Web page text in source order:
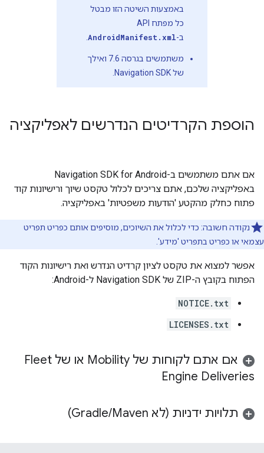
באמצעות השיטה הזו מבטל
כל מפתח API
ב-AndroidManifest.xml
משתמשים בגרסה 7.6 ואילך
של Navigation SDK.
הוספת הקרדיטים הנדרשים לאפליקציה
אם אתם משתמשים ב-Navigation SDK for Android
באפליקציה שלכם, אתם צריכים לכלול טקסט שיוך ורישיונות קוד
פתוח כחלק מהקטע 'הודעות משפטיות' באפליקציה.
נקודה חשובה: כדי לכלול את השיוכים, מוסיפים אותם כפריט תפריט
עצמאי או כפריט בתפריט 'מידע'.
אפשר למצוא את טקסט לציון קרדיט הנדרש ואת רישיונות הקוד
הפתוח בקובץ ה-ZIP של Navigation SDK ל-Android:
NOTICE.txt
LICENSES.txt
אם אתם לקוחות של Mobility או של Fleet
Engine Deliveries
תלויות ידניות (לא Gradle /Maven)